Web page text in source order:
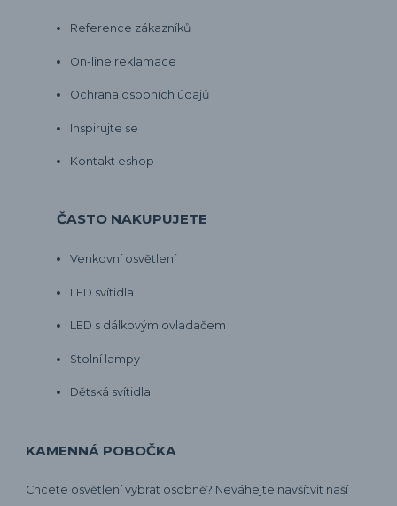
Reference zákazníků
On-line reklamace
Ochrana osobních údajů
Inspirujte se
Kontakt eshop
ČASTO NAKUPUJETE
Venkovní osvětlení
LED svítidla
LED s dálkovým ovladačem
Stolní lampy
Dětská svítidla
KAMENNÁ POBOČKA
Chcete osvětlení vybrat osobně? Neváhejte navšítvit naší